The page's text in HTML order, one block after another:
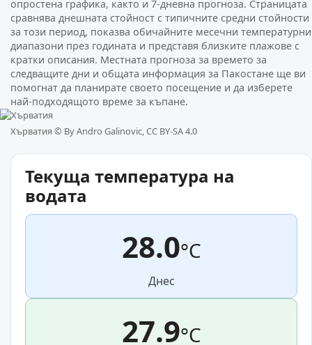
опростена графика, както и 7-дневна прогноза. Страницата
сравнява днешната стойност с типичните средни стойности
за този период, показва обичайните месечни температурни
диапазони през годината и представя близките плажове с
кратки описания. Местната прогноза за времето за
следващите дни и общата информация за Пакостане ще ви
помогнат да планирате своето посещение и да изберете
най-подходящото време за къпане.
Хърватия © By Andro Galinovic, CC BY-SA 4.0
Текуща температура на
водата
28.0°C
Днес
27.9°C